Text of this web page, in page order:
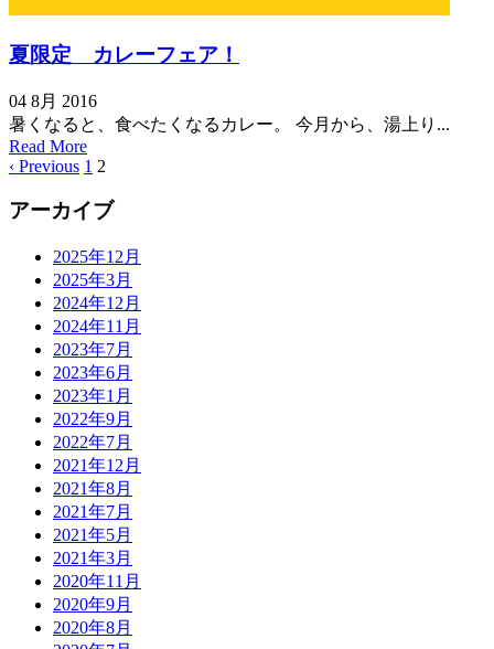
夏限定 カレーフェア！
04 8月 2016
暑くなると、食べたくなるカレー。 今月から、湯上り...
Read More
‹ Previous 1 2
アーカイブ
2025年12月
2025年3月
2024年12月
2024年11月
2023年7月
2023年6月
2023年1月
2022年9月
2022年7月
2021年12月
2021年8月
2021年7月
2021年5月
2021年3月
2020年11月
2020年9月
2020年8月